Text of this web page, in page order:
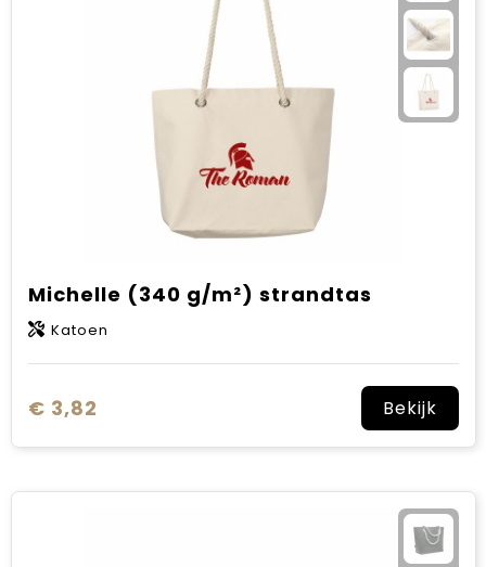
Michelle (340 g/m²) strandtas
Katoen
€ 3,82 Bekijk